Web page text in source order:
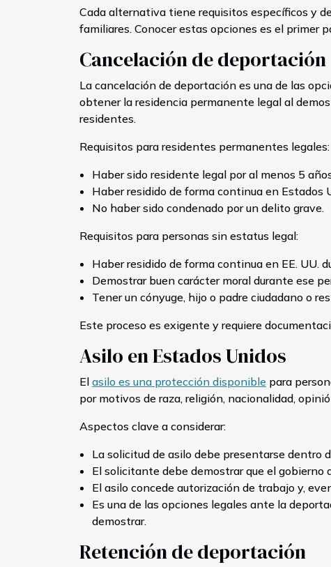
Cada alternativa tiene requisitos específicos y
familiares. Conocer estas opciones es el primer
Cancelación de deportación
La cancelación de deportación es una de las
obtener la residencia permanente legal al
residentes.
Requisitos para residentes permanentes legales:
Haber sido residente legal por al menos 5
Haber residido de forma continua en Estados
No haber sido condenado por un delito grave.
Requisitos para personas sin estatus legal:
Haber residido de forma continua en EE. UU.
Demostrar buen carácter moral durante ese
Tener un cónyuge, hijo o padre ciudadano o
Este proceso es exigente y requiere
Asilo en Estados Unidos
El asilo es una protección disponible para
por motivos de raza, religión, nacionalidad,
Aspectos clave a considerar:
La solicitud de asilo debe presentarse dentro
El solicitante debe demostrar que el gobierno
El asilo concede autorización de trabajo y,
Es una de las opciones legales ante la
demostrar.
Retención de deportación